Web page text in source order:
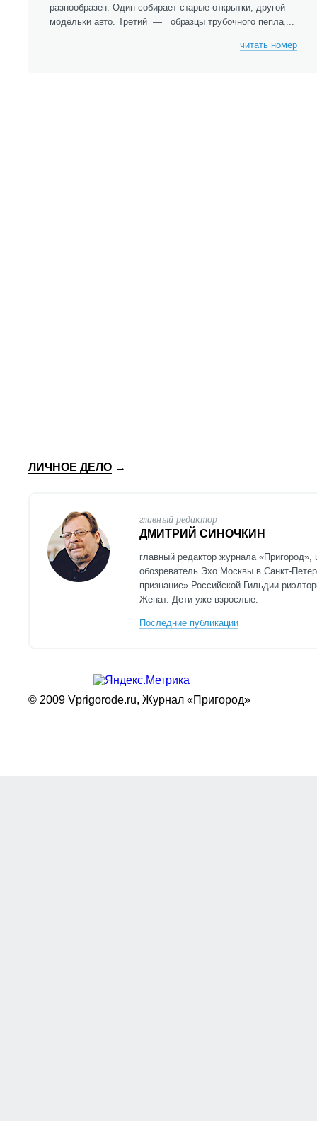
разнообразен. Один собирает старые открытки, другой —
модельки авто. Третий — образцы трубочного пепла,...
читать номер
ЛИЧНОЕ ДЕЛО →
главный редактор
ДМИТРИЙ СИНОЧКИН
главный редактор журнала
обозреватель Эхо Москвы в Санкт-
признание» Российской Гильдии
Женат. Дети уже взрослые.
Последние публикации
© 2009 Vprigorode.ru, Журнал «Пригород»